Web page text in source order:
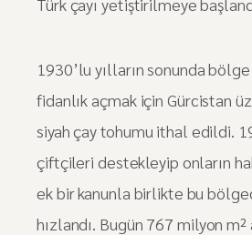
1930’lu yılların sonunda
fidanlık açmak için Gürcistan
siyah çay tohumu ithal edildi.
çiftçileri destekleyip onların
ek bir kanunla birlikte bu
hızlandı. Bugün 767 milyon